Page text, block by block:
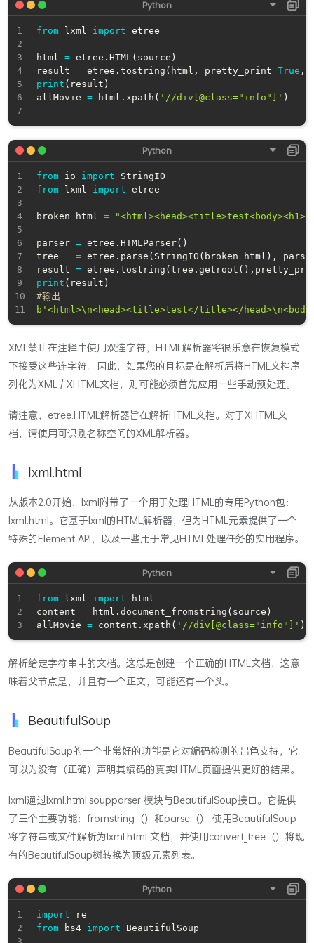
from lxml import etree
html = etree . HTML( source )
result = etree . tostring ( html , pretty_print=True ,
print ( result )
allMovie = html . xpath ( '//div[@class="info"]' )
from io import
from lxml import etree
broken_html =
parser = etree . HTMLParser( )
tree = etree . parse ( StringIO ( broken_html ) ,
result = etree . tostring ( tree . getroot ( ) ,
print ( result )
#输出
b'<html>\n<head><title>test</title></
XML禁止在注释中使用双连字符，HTML解析器将很乐意在恢复模式
下接受这些连字符。因此，如果您的目标是在解析后将HTML文档序
列化为XML / XHTML文档，则可能必须首先应用一些手动预处理。
请注意，etree.HTML解析器旨在解析HTML文档。对于XHTML文
档，请使用可识别名称空间的XML解析器。
lxml.html
从版本2.0开始，lxml附带了一个用于处理HTML的专用Python包：
lxml.html。它基于lxml的HTML解析器，但为HTML元素提供了一个
特殊的Element API，以及一些用于常见HTML处理任务的实用程序。
from lxml import html
content = html . document_fromstring ( source )
allMovie = content . xpath ( '//div[@class="info"]' )
解析给定字符串中的文档。这总是创建一个正确的HTML文档，这意
味着父节点是，并且有一个正文，可能还有一个头。
BeautifulSoup
BeautifulSoup的一个非常好的功能是它对编码检测的出色支持，它
可以为没有（正确）声明其编码的真实HTML页面提供更好的结果。
lxml通过lxml.html.soupparser 模块与BeautifulSoup接口。它提供
了三个主要功能：fromstring（）和parse（） 使用BeautifulSoup
将字符串或文件解析为lxml.html 文档，并使用convert_tree（）将现
有的BeautifulSoup树转换为顶级元素列表。
import
from bs4 import BeautifulSoup